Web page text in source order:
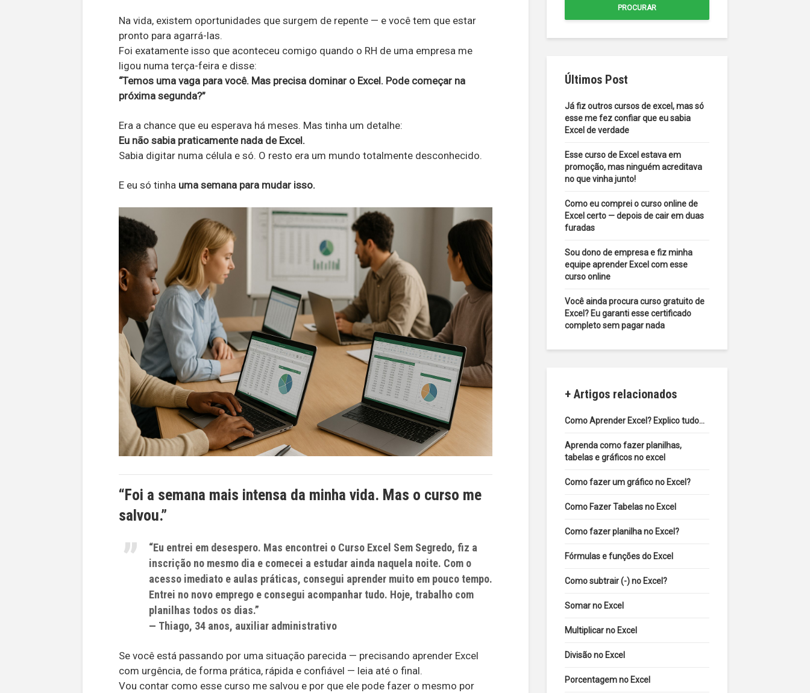
Na vida, existem oportunidades que surgem de repente — e você tem que estar
pronto para agarrá-las.
Foi exatamente isso que aconteceu comigo quando o RH de uma empresa me
ligou numa terça-feira e disse:
“Temos uma vaga para você. Mas precisa dominar o Excel. Pode começar na
próxima segunda?”
Era a chance que eu esperava há meses. Mas tinha um detalhe:
Eu não sabia praticamente nada de Excel.
Sabia digitar numa célula e só. O resto era um mundo totalmente desconhecido.
E eu só tinha uma semana para mudar isso.
“Foi a semana mais intensa da minha vida. Mas o curso me
salvou.”
“Eu entrei em desespero. Mas encontrei o Curso Excel Sem Segredo, fiz a
inscrição no mesmo dia e comecei a estudar ainda naquela noite. Com o
acesso imediato e aulas práticas, consegui aprender muito em pouco tempo.
Entrei no novo emprego e consegui acompanhar tudo. Hoje, trabalho com
planilhas todos os dias.”
— Thiago, 34 anos, auxiliar administrativo
Se você está passando por uma situação parecida — precisando aprender Excel
com urgência, de forma prática, rápida e confiável — leia até o final.
Vou contar como esse curso me salvou e por que ele pode fazer o mesmo por
PROCURAR
Últimos Post
Já fiz outros cursos de excel, mas só
esse me fez confiar que eu sabia
Excel de verdade
Esse curso de Excel estava em
promoção, mas ninguém acreditava
no que vinha junto!
Como eu comprei o curso online de
Excel certo — depois de cair em duas
furadas
Sou dono de empresa e fiz minha
equipe aprender Excel com esse
curso online
Você ainda procura curso gratuito de
Excel? Eu garanti esse certificado
completo sem pagar nada
+ Artigos relacionados
Como Aprender Excel? Explico tudo…
Aprenda como fazer planilhas,
tabelas e gráficos no excel
Como fazer um gráfico no Excel?
Como Fazer Tabelas no Excel
Como fazer planilha no Excel?
Fórmulas e funções do Excel
Como subtrair (-) no Excel?
Somar no Excel
Multiplicar no Excel
Divisão no Excel
Porcentagem no Excel